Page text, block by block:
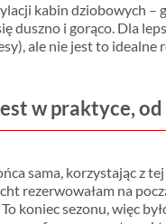
kabin dziobowych –
duszno i gorąco. Dla
ale nie jest to idealne
w praktyce, od
sama, korzystając z
rezerwowałam na
koniec sezonu, więc